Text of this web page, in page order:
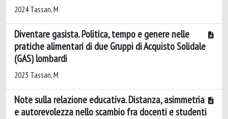
2024 Tassan, M
Diventare gasista. Politica, tempo e genere nelle
pratiche alimentari di due Gruppi di Acquisto Solidale
(GAS) lombardi
2023 Tassan, M
Note sulla relazione educativa. Distanza, asimmetria
e autorevolezza nello scambio fra docenti e studenti